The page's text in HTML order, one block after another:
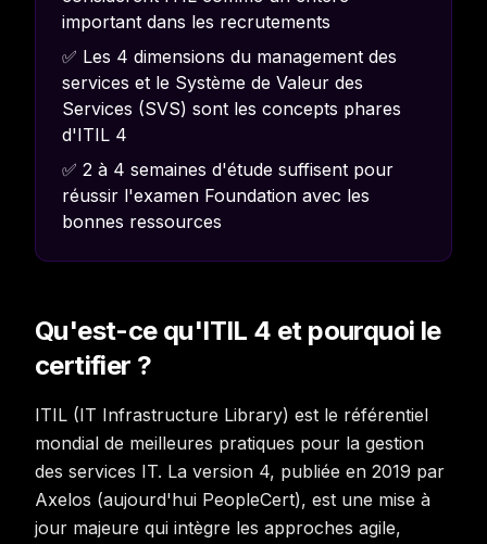
important dans les recrutements
✅ Les 4 dimensions du management des
services et le Système de Valeur des
Services (SVS) sont les concepts phares
d'ITIL 4
✅ 2 à 4 semaines d'étude suffisent pour
réussir l'examen Foundation avec les
bonnes ressources
Qu'est-ce qu'ITIL 4 et pourquoi le
certifier ?
ITIL (IT Infrastructure Library) est le référentiel
mondial de meilleures pratiques pour la gestion
des services IT. La version 4, publiée en 2019 par
Axelos (aujourd'hui PeopleCert), est une mise à
jour majeure qui intègre les approches agile,